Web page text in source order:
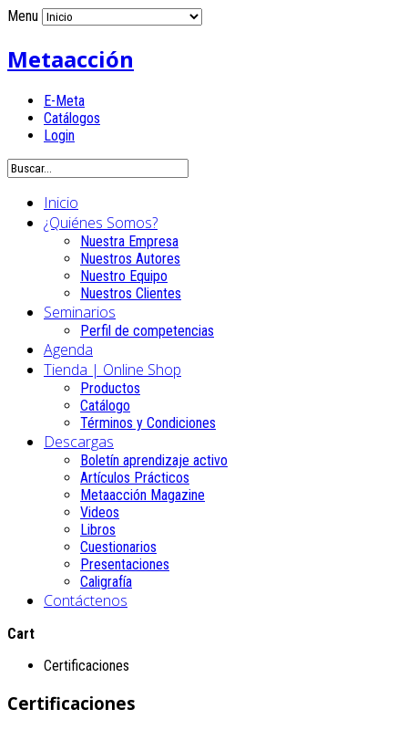
Menu
Metaacción
E-Meta
Catálogos
Login
Inicio
¿Quiénes Somos?
Nuestra Empresa
Nuestros Autores
Nuestro Equipo
Nuestros Clientes
Seminarios
Perfil de competencias
Agenda
Tienda | Online Shop
Productos
Catálogo
Términos y Condiciones
Descargas
Boletín aprendizaje activo
Artículos Prácticos
Metaacción Magazine
Videos
Libros
Cuestionarios
Presentaciones
Caligrafía
Contáctenos
Cart
Certificaciones
Certificaciones